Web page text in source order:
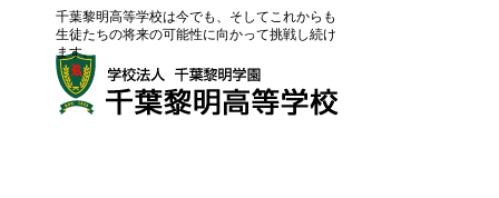
千葉黎明高等学校は今でも、そしてこれからも
生徒たちの将来の可能性に向かって挑戦し続け
ます。